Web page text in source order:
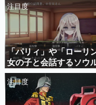
電ファミのいま読ま
アプリセール情報
インタビュー
連載・特
注目度
「パリィ」や「ローリ
女の子と会話するソウ
恋愛ゲーム『小早川さ
ルライク』無料公開。
敗すると「YOU DIED」
注目度